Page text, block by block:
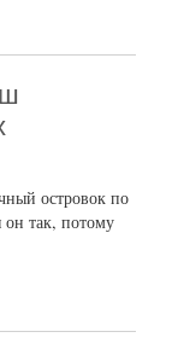
островок по
так, потому